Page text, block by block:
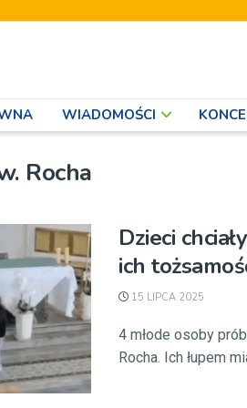
WIADOMOŚCI
Rocha
Dzieci
ich
15 LIPCA 2025
4 młode osoby
Rocha. Ich łupem